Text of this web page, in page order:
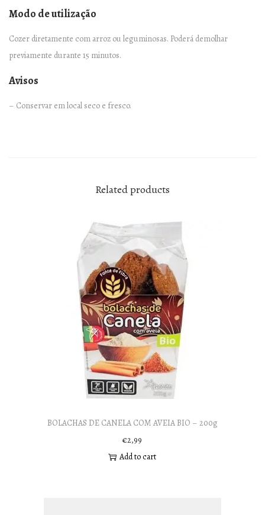
Modo de utilização
Cozer diretamente com arroz ou leguminosas. Poderá demolhar
previamente durante 15 minutos.
Avisos
– Conservar em local seco e fresco.
Related products
BOLACHAS DE CANELA COM AVEIA BIO – 200g
€2,99
Add to cart